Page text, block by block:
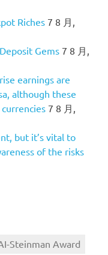
Riches 7 8 月,
Gems 7 8 月,
earnings are
although these
7 8 月,
but it’s vital to
of the risks
Steinman Award